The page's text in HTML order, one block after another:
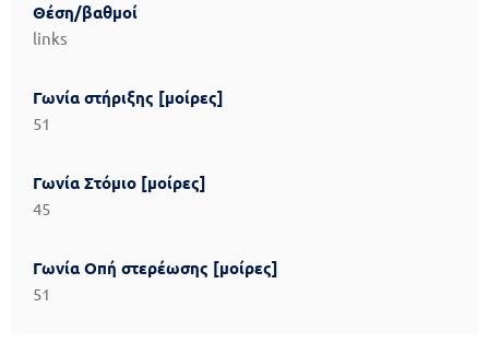
Θέση/βαθμοί
links
Γωνία στήριξης [μοίρες]
51
Γωνία Στόμιο [μοίρες]
45
Γωνία Οπή στερέωσης [μοίρες]
51